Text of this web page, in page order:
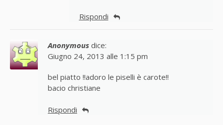
Rispondi
Anonymous dice:
Giugno 24, 2013 alle 1:15 pm
bel piatto !!adoro le piselli è carote!!
bacio christiane
Rispondi